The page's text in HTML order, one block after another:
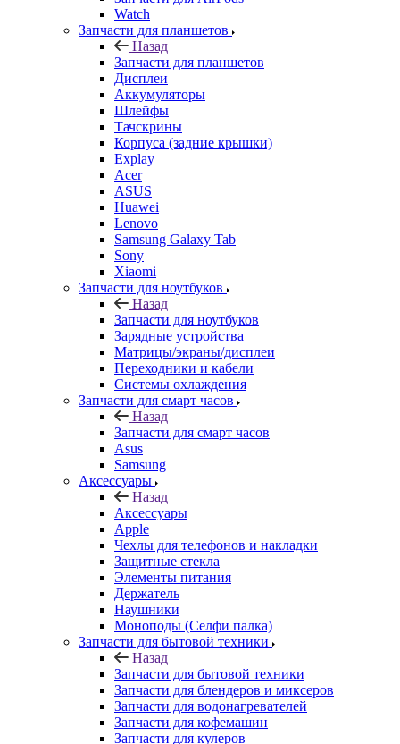
Watch
Запчасти для планшетов
Назад
Запчасти для планшетов
Дисплеи
Аккумуляторы
Шлейфы
Тачскрины
Корпуса (задние крышки)
Explay
Acer
ASUS
Huawei
Lenovo
Samsung Galaxy Tab
Sony
Xiaomi
Запчасти для ноутбуков
Назад
Запчасти для ноутбуков
Зарядные устройства
Матрицы/экраны/дисплеи
Переходники и кабели
Системы охлаждения
Запчасти для смарт часов
Назад
Запчасти для смарт часов
Asus
Samsung
Аксессуары
Назад
Аксессуары
Apple
Чехлы для телефонов и накладки
Защитные стекла
Элементы питания
Держатель
Наушники
Моноподы (Селфи палка)
Запчасти для бытовой техники
Назад
Запчасти для бытовой техники
Запчасти для блендеров и миксеров
Запчасти для водонагревателей
Запчасти для кофемашин
Запчасти для кулеров